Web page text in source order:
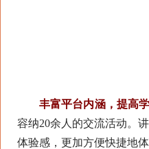
丰富平台内涵，提高
容纳20余人的交流活动。
体验感，更加方便快捷地